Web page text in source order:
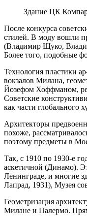
Здание ЦК
После конкурса
стилей. В моду вошли
(Владимир Щуко,
Более того, подобные
Технология пластики
вокзалов Милана,
Йозефом Хоффманом,
Советские
как части глобального
Архитекторы
похоже,
поэтому предметы в
Так, с 1910 по 1930-е
аскетичной (Динамо).
Ленинграде, и многие
Лапрад, 1931), Музея
Геометризация
Милане и Палермо.